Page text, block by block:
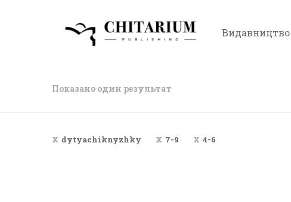
Видавництво
Показано один результат
dytyachiknyzhky 7-9 4-6